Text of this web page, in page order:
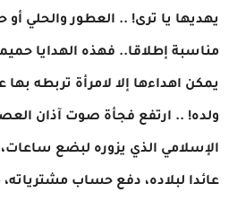
يهديها يا ترى! .. العطور والحلي أو
مناسبة إطلاقا.. فهذه الهدايا
يمكن اهداءها إلا لامرأة تربطه
ولده! .. ارتفع فجأة صوت آذان
الإسلامي الذي يزوره لبضع
عائدا لبلاده، دفع حساب